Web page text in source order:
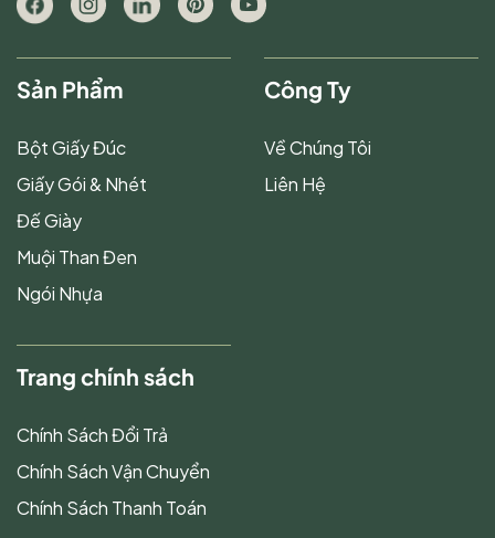
Sản Phẩm
Bột Giấy Đúc
Giấy Gói & Nhét
Đế Giày
Muội Than Đen
Ngói Nhựa
Công Ty
Về Chúng Tôi
Liên Hệ
Trang chính sách
Chính Sách Đổi Trả
Chính Sách Vận Chuyển
Chính Sách Thanh Toán